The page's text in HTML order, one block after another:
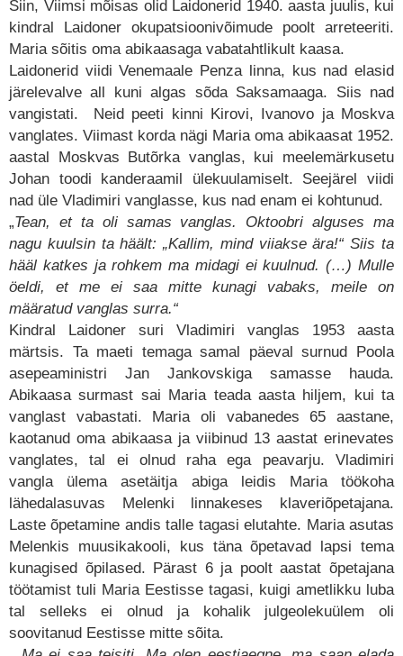
Siin, Viimsi mõisas olid Laidonerid 1940. aasta juulis, kui
kindral Laidoner okupatsioonivõimude poolt arreteeriti.
Maria sõitis oma abikaasaga vabatahtlikult kaasa.
Laidonerid viidi Venemaale Penza linna, kus nad elasid
järelevalve all kuni algas sõda Saksamaaga. Siis nad
vangistati. Neid peeti kinni Kirovi, Ivanovo ja Moskva
vanglates. Viimast korda nägi Maria oma abikaasat 1952.
aastal Moskvas Butõrka vanglas, kui meelemärkusetu
Johan toodi kanderaamil ülekuulamiselt. Seejärel viidi
nad üle Vladimiri vanglasse, kus nad enam ei kohtunud.
„Tean, et ta oli samas vanglas. Oktoobri alguses ma
nagu kuulsin ta häält: „Kallim, mind viiakse ära!“ Siis ta
hääl katkes ja rohkem ma midagi ei kuulnud. (…) Mulle
öeldi, et me ei saa mitte kunagi vabaks, meile on
määratud vanglas surra.“
Kindral Laidoner suri Vladimiri vanglas 1953 aasta
märtsis. Ta maeti temaga samal päeval surnud Poola
asepeaministri Jan Jankovskiga samasse hauda.
Abikaasa surmast sai Maria teada aasta hiljem, kui ta
vanglast vabastati. Maria oli vabanedes 65 aastane,
kaotanud oma abikaasa ja viibinud 13 aastat erinevates
vanglates, tal ei olnud raha ega peavarju. Vladimiri
vangla ülema asetäitja abiga leidis Maria töökoha
lähedalasuvas Melenki linnakeses klaveriõpetajana.
Laste õpetamine andis talle tagasi elutahte. Maria asutas
Melenkis muusikakooli, kus täna õpetavad lapsi tema
kunagised õpilased. Pärast 6 ja poolt aastat õpetajana
töötamist tuli Maria Eestisse tagasi, kuigi ametlikku luba
tal selleks ei olnud ja kohalik julgeolekuülem oli
soovitanud Eestisse mitte sõita.